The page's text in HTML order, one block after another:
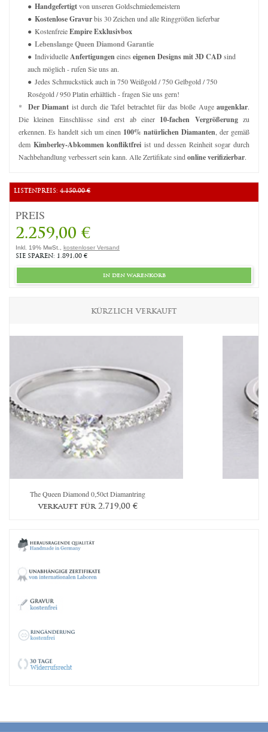
Handgefertigtvon unseren Goldschmiedemeistern
Kostenlose Gravurbis 30 Zeichen und alle Ringgrößen lieferbar
KostenfreieEmpire Exklusivbox
Lebenslange Queen Diamond Garantie
IndividuelleAnfertigungeneines eigenen Designs mit 3D CADsind
auch möglich - rufen Sie uns an.
Jedes Schmuckstück auch in 750 Weißgold / 750 Gelbgold / 750
Roségold / 950 Platin erhältlich - fragen Sie uns gern!
* Der Diamant ist durch die Tafel betrachtet für das bloße Augeaugenklar.
Die kleinen Einschlüsse sind erst ab einer 10-fachen Vergrößerungzu
erkennen. Es handelt sich um einen 100% natürlichen Diamanten , der gemäß
dem Kimberley-Abkommen konfliktfrei ist und dessen Reinheit sogar durch
Nachbehandlung verbessert sein kann. Alle Zertifikate sindonline verifizierbar.
LISTENPREIS: 4.150,00 €
PREIS
2.259,00 €
Inkl. 19% MwSt., kostenloser Versand
SIE SPAREN: 1.891,00 €
in den warenkorb
KÜRZLICH VERKAUFT
The Queen Diamond 0,50ct Diamantring
verkauft für 2.719,00 €